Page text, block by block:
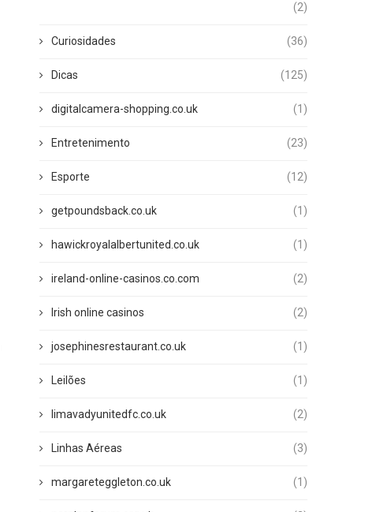
(2)
Curiosidades (36)
Dicas (125)
digitalcamera-shopping.co.uk (1)
Entretenimento (23)
Esporte (12)
getpoundsback.co.uk (1)
hawickroyalalbertunited.co.uk (1)
ireland-online-casinos.co.com (2)
Irish online casinos (2)
josephinesrestaurant.co.uk (1)
Leilões (1)
limavadyunitedfc.co.uk (2)
Linhas Aéreas (3)
margareteggleton.co.uk (1)